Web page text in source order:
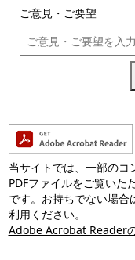
ご意見・ご要望
当サイトでは、一部のコ
PDFファイルをご覧い
です。お持ちでない場
利用ください。
Adobe Acrobat Reader